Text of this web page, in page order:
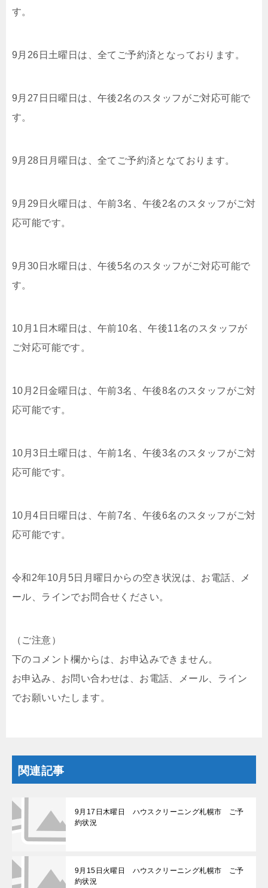
す。
9月26日土曜日は、全てご予約済となっております。
9月27日日曜日は、午後2名のスタッフがご対応可能で
す。
9月28日月曜日は、全てご予約済となております。
9月29日火曜日は、午前3名、午後2名のスタッフがご対
応可能です。
9月30日水曜日は、午後5名のスタッフがご対応可能で
す。
10月1日木曜日は、午前10名、午後11名のスタッフが
ご対応可能です。
10月2日金曜日は、午前3名、午後8名のスタッフがご対
応可能です。
10月3日土曜日は、午前1名、午後3名のスタッフがご対
応可能です。
10月4日日曜日は、午前7名、午後6名のスタッフがご対
応可能です。
令和2年10月5日月曜日からの空き状況は、お電話、メ
ール、ラインでお問合せください。
（ご注意）
下のコメント欄からは、お申込みできません。
お申込み、お問い合わせは、お電話、メール、ライン
でお願いいたします。
関連記事
9月17日木曜日 ハウスクリーニング札幌市 ご予
約状況
9月15日火曜日 ハウスクリーニング札幌市 ご予
約状況